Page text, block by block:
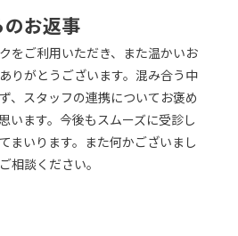
お返事
をご利用いただき、また温かいお
りがとうございます。混み合う中
、スタッフの連携についてお褒め
います。今後もスムーズに受診し
まいります。また何かございまし
相談ください。